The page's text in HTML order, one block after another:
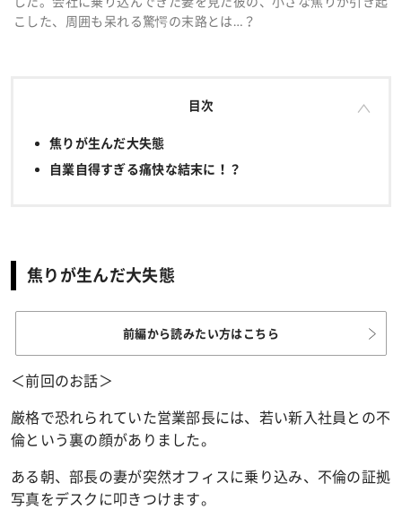
こした、周囲も呆れる驚愕の末路とは…？
目次
焦りが生んだ大失態
自業自得すぎる痛快な結末に！？
焦りが生んだ大失態
前編から読みたい方はこちら
＜前回のお話＞
厳格で恐れられていた営業部長には、若い新入社員との不
倫という裏の顔がありました。
ある朝、部長の妻が突然オフィスに乗り込み、不倫の証拠
写真をデスクに叩きつけます。